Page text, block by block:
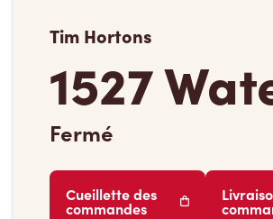
Tim Hortons
1527
Fermé
Cueillette des
commandes